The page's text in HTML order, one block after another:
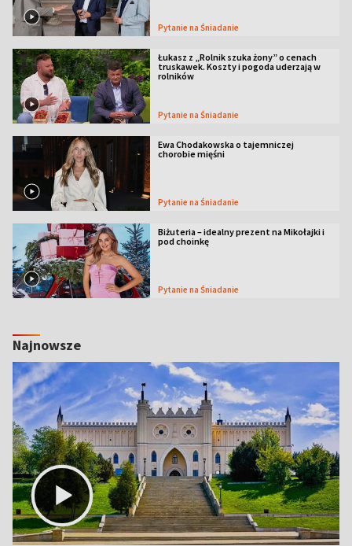
Pytanie na Śniadanie
Łukasz z „Rolnik szuka żony” o cenach
truskawek. Koszty i pogoda uderzają w
rolników
Pytanie na Śniadanie
Ewa Chodakowska o tajemniczej
chorobie mięśni
Pytanie na Śniadanie
Biżuteria – idealny prezent na Mikołajki i
pod choinkę
Pytanie na Śniadanie
Najnowsze